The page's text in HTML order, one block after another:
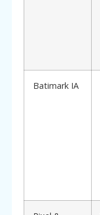
Batimark IA